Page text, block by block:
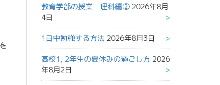
教育学部の授業 理科編② 2026年8月
4日
1日中勉強する方法 2026年8月3日
高校1, 2年生の夏休みの過ごし方 2026
年8月2日